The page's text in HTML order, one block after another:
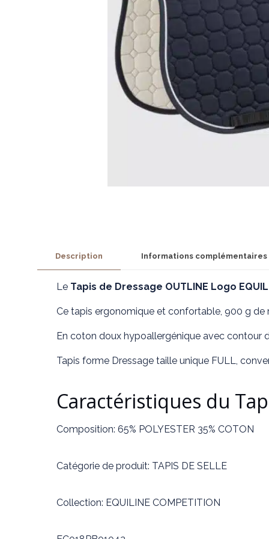
Description Informations complémentaires
Le Tapis de Dressage OUTLINE Logo
Ce tapis ergonomique et confortable, 900 g de
En coton doux hypoallergénique avec contour
Tapis forme Dressage taille unique FULL,
Caractéristiques du
Composition: 65% POLYESTER 35% COTON
Catégorie de produit: TAPIS DE SELLE
Collection: EQUILINE COMPETITION